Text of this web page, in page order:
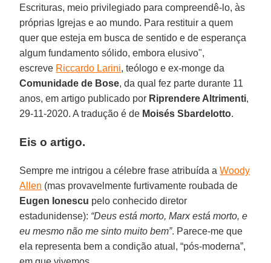
Escrituras, meio privilegiado para compreendê-lo, às
próprias Igrejas e ao mundo. Para restituir a quem
quer que esteja em busca de sentido e de esperança
algum fundamento sólido, embora elusivo",
escreve Riccardo Larini, teólogo e ex-monge da
Comunidade de Bose, da qual fez parte durante 11
anos, em artigo publicado por Riprendere Altrimenti,
29-11-2020. A tradução é de Moisés Sbardelotto.
Eis o artigo.
Sempre me intrigou a célebre frase atribuída aWoody
Allen (mas provavelmente furtivamente roubada de
Eugen Ionescu pelo conhecido diretor
estadunidense): “Deus está morto, Marx está morto, e
eu mesmo não me sinto muito bem”. Parece-me que
ela representa bem a condição atual, “pós-moderna”,